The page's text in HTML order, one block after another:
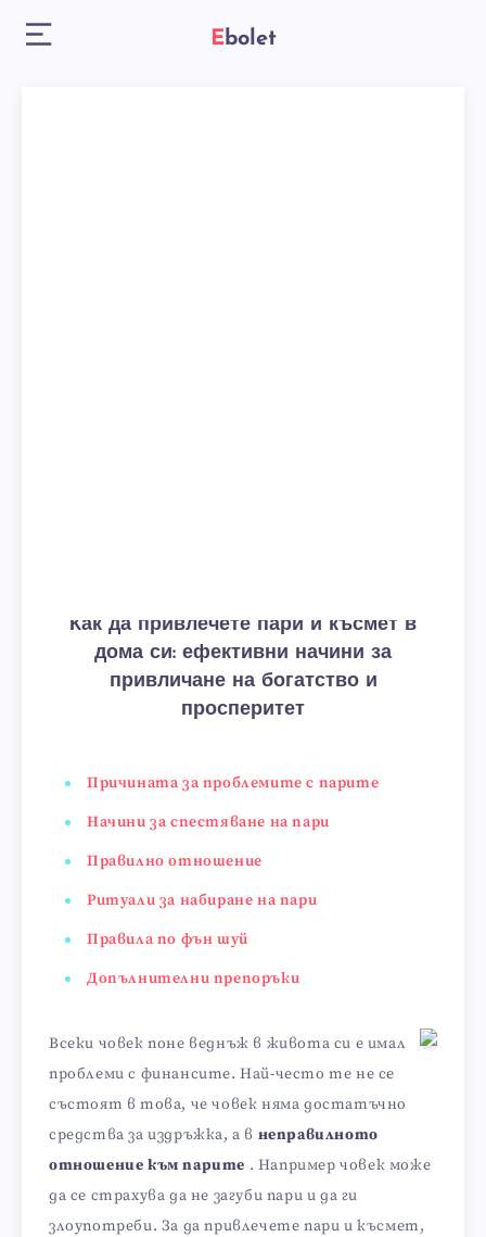
Ebolet
Как да привлечете пари и късмет в
дома си: ефективни начини за
привличане на богатство и
просперитет
Причината за проблемите с парите
Начини за спестяване на пари
Правилно отношение
Ритуали за набиране на пари
Правила по фън шуй
Допълнителни препоръки
Всеки човек поне веднъж в живота си е имал
проблеми с финансите. Най-често те не се
състоят в това, че човек няма достатъчно
средства за издръжка, а в неправилното
отношение към парите . Например човек може
да се страхува да не загуби пари и да ги
злоупотреби. За да привлечете пари и късмет,